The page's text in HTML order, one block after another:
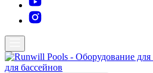
для бассейнов